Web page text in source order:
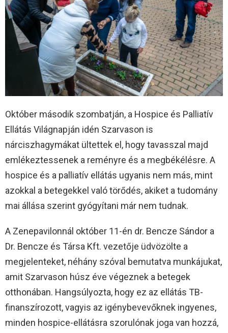
Október második szombatján, a Hospice és Palliatív
Ellátás Világnapján idén Szarvason is
nárciszhagymákat ültettek el, hogy tavasszal majd
emlékeztessenek a reményre és a megbékélésre. A
hospice és a palliatív ellátás ugyanis nem más, mint
azokkal a betegekkel való törődés, akiket a tudomány
mai állása szerint gyógyítani már nem tudnak.
A Zenepavilonnál október 11-én dr. Bencze Sándor a
Dr. Bencze és Társa Kft. vezetője üdvözölte a
megjelenteket, néhány szóval bemutatva munkájukat,
amit Szarvason húsz éve végeznek a betegek
otthonában. Hangsúlyozta, hogy ez az ellátás TB-
finanszírozott, vagyis az igénybevevőknek ingyenes,
minden hospice-ellátásra szorulónak joga van hozzá,